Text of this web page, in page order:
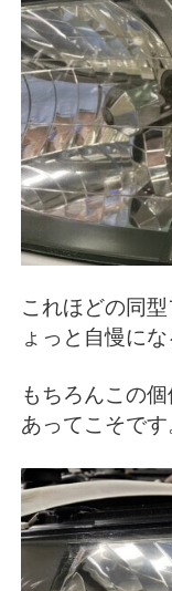
これほどの同
ょっと自慢に
もちろんこの
あってこそです